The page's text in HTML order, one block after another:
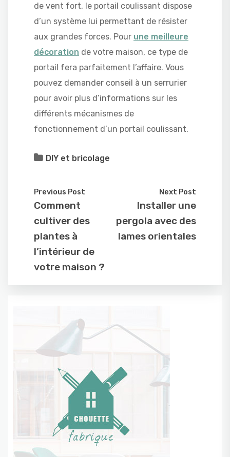
de vent fort, le portail coulissant dispose
d’un système lui permettant de résister
aux grandes forces. Pour une meilleure
décoration de votre maison, ce type de
portail fera parfaitement l’affaire. Vous
pouvez demander conseil à un serrurier
pour avoir plus d’informations sur les
différents mécanismes de
fonctionnement d’un portail coulissant.
DIY et bricolage
Previous Post
Comment
cultiver des
plantes à
l’intérieur de
votre maison ?
Next Post
Installer une
pergola avec des
lames orientales